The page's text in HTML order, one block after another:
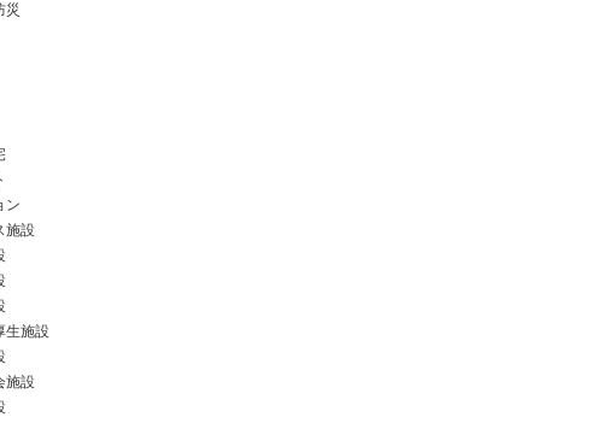
災
ン
施設
生施設
施設